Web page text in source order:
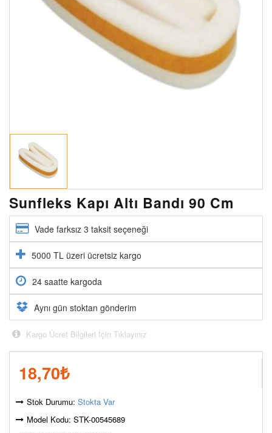
Sunfleks Kapı Altı Bandı 90 Cm
Vade farksız 3 taksit seçeneği
5000 TL üzeri ücretsiz kargo
24 saatte kargoda
Aynı gün stoktan gönderim
Kargo Ücret Bilgileri İçin Tıklayınız
18,70₺
Stok Durumu: Stokta Var
Model Kodu: STK-00545689